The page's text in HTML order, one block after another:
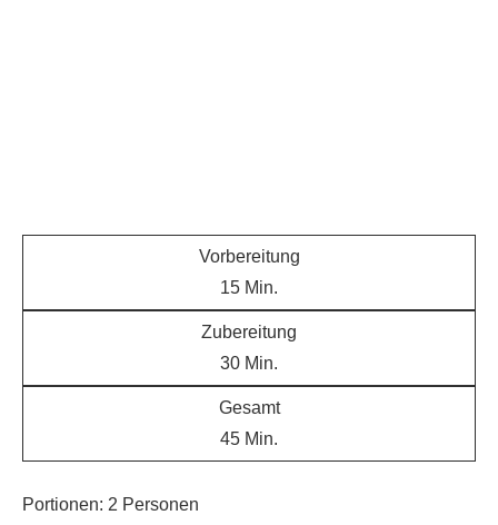
Vorbereitung
15 Min.
Zubereitung
30 Min.
Gesamt
45 Min.
Portionen: 2 Personen